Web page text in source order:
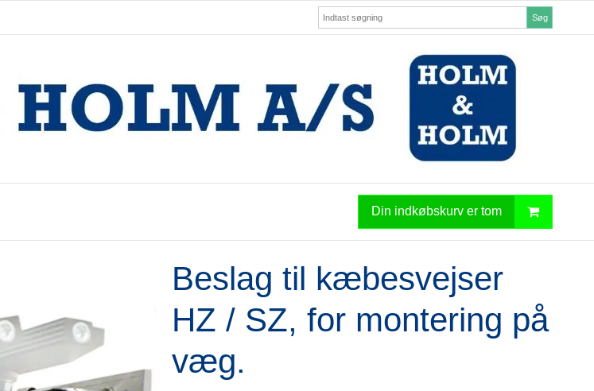
Søg
Din indkøbskurv er tom
Beslag til kæbesvejser
HZ / SZ, for montering på
væg.